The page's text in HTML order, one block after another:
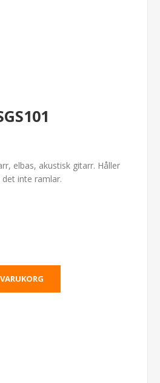
elbas, akustisk gitarr. Håller
inte ramlar.